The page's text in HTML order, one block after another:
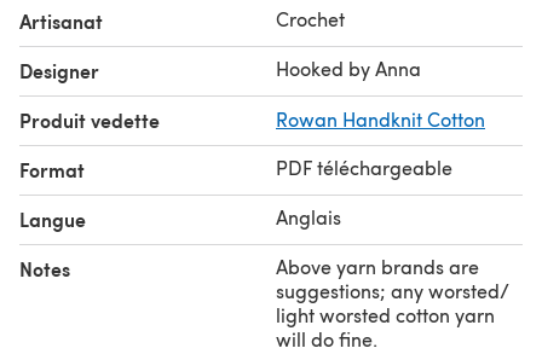
Artisanat Crochet
Designer Hooked by Anna
Produit vedette Rowan Handknit Cotton
Format PDF téléchargeable
Langue Anglais
Notes
Above yarn brands are
suggestions; any worsted/
light worsted cotton yarn
will do fine.